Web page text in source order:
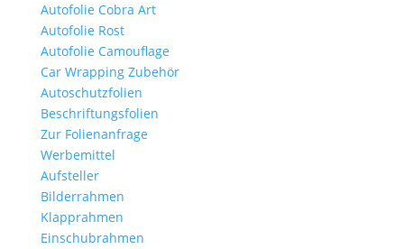
Autofolie Cobra Art
Autofolie Rost
Autofolie Camouflage
Car Wrapping Zubehör
Autoschutzfolien
Beschriftungsfolien
Zur Folienanfrage
Werbemittel
Aufsteller
Bilderrahmen
Klapprahmen
Einschubrahmen